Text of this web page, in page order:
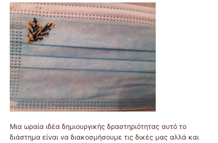
Μια ωραία ιδέα δημιουργικής δραστηριότητας αυτό το
διάστημα είναι να διακοσμήσουμε τις δικές μας αλλά και